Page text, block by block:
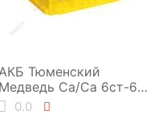
Тюменский
Медведь Ca/Ca 6ст-62.1
(L2/610EN)
0.0